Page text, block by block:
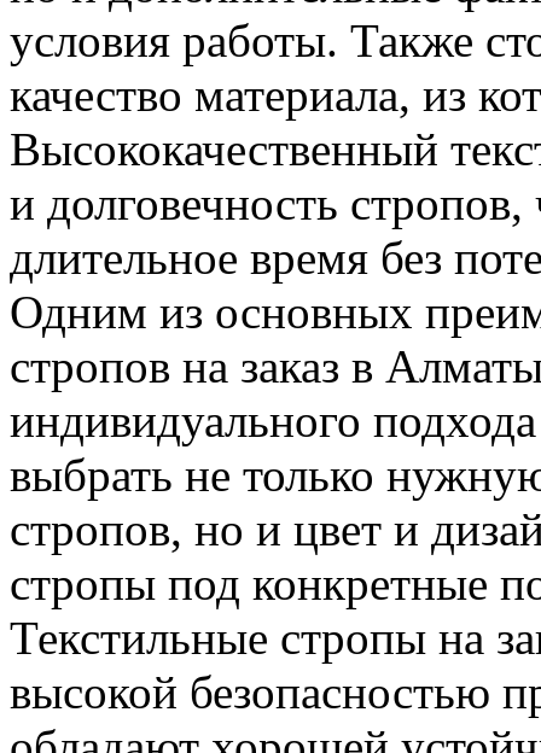
условия работы. Также
качество материала, из
Высококачественный
и долговечность стропов,
длительное время без
Одним из основных
стропов на заказ в
индивидуального
выбрать не только
стропов, но и цвет и
стропы под конкретные
Текстильные стропы на
высокой безопасностью